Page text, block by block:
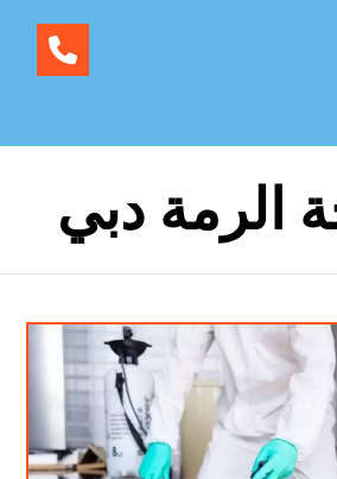
الرمة دبي